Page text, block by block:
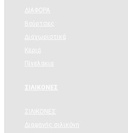
ΔΙΑΦΟΡΑ
Βούρτσες
Διαχωριστικά
Κεριά
Πίνελακια
ΣΙΛΙΚΟΝΕΣ
ΣΙΛΙΚΟΝΕΣ
Διαφανής σιλικόνη